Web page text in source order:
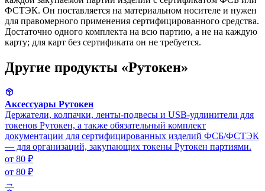
ФСТЭК. Он поставляется на материальном носителе и нужен
для правомерного применения сертифицированного средства.
Достаточно одного комплекта на всю партию, а не на каждую
карту; для карт без сертификата он не требуется.
Другие продукты «Рутокен»
Аксессуары Рутокен
Держатели, колпачки, ленты-подвесы и USB-удлинители для
токенов Рутокен, а также обязательный комплект
документации для сертифицированных изделий ФСБ/ФСТЭК
— для организаций, закупающих токены Рутокен партиями.
от 80 ₽
от 80 ₽
→